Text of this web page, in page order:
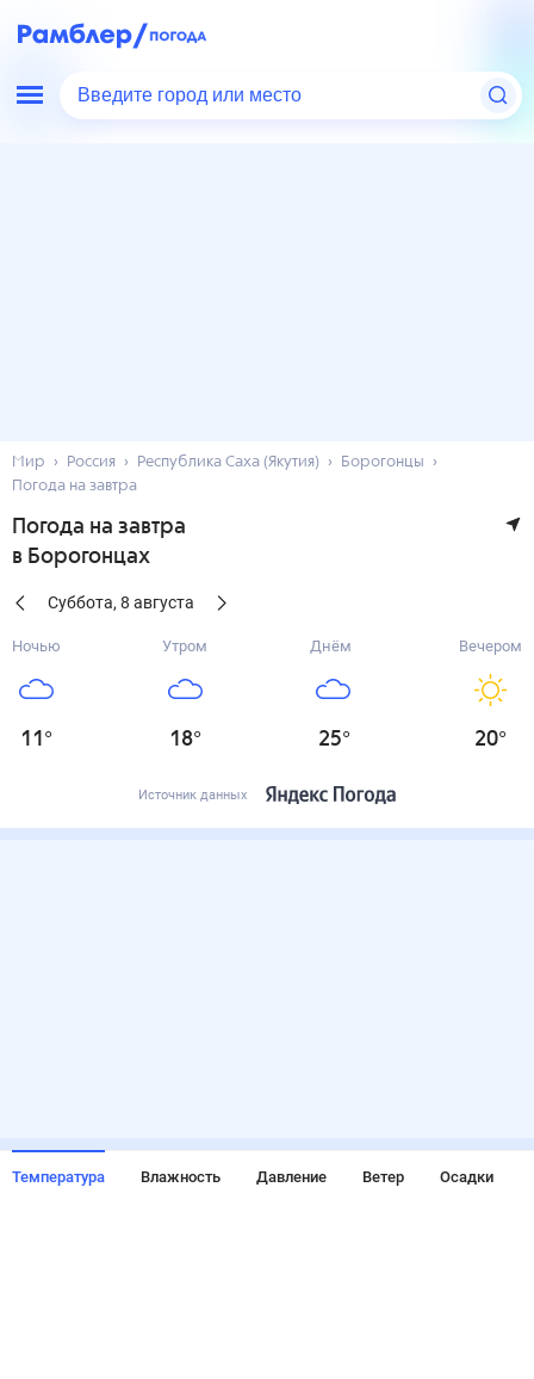
Введите город или место
Мир Россия Республика Саха (Якутия)
Борогонцы
Погода на завтра
Погода на завтра
в Борогонцах
Суббота, 8 августа
Ночью
11 °
Утром
18°
Днём
25°
Вечером
20°
Источник данных
Температура Влажность Давление Ветер Осадки